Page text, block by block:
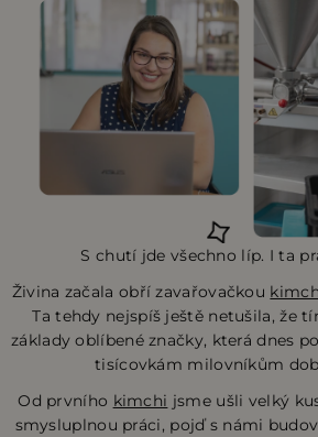
S chutí jde všechno líp. I ta
Živina začala obří zavařovačkou
Ta tehdy nejspíš ještě netušila, že
základy oblíbené značky, která dnes
tisícovkám milovníkům
Od prvního kimchi jsme ušli velký
smysluplnou práci, pojď s námi